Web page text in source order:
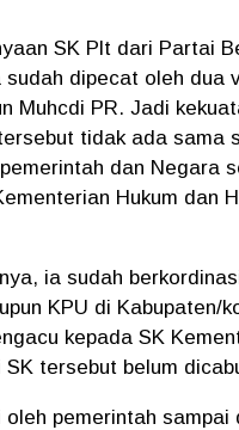
SK Plt dari Partai
sudah dipecat oleh dua
Muhcdi PR. Jadi
tidak ada sama
dan Negara
Hukum dan
ia sudah
KPU di Kabupaten/
kepada SK
SK tersebut belum
oleh pemerintah sampai